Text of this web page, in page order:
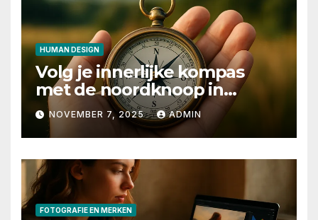
HUMAN DESIGN
Volg je innerlijke kompas
met de noordknoop in
human design
NOVEMBER 7, 2025 ADMIN
FOTOGRAFIE EN MERKEN